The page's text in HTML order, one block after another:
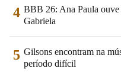
4 BBB 26: Ana Paula
Gabriela
5 Gilsons encontram na
período difícil